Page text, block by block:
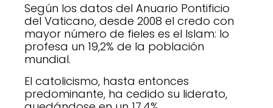
Según los datos del Anuario Pontificio
del Vaticano, desde 2008 el credo con
mayor número de fieles es el Islam: lo
profesa un 19,2% de la población
mundial.
El catolicismo, hasta entonces
predominante, ha cedido su liderato,